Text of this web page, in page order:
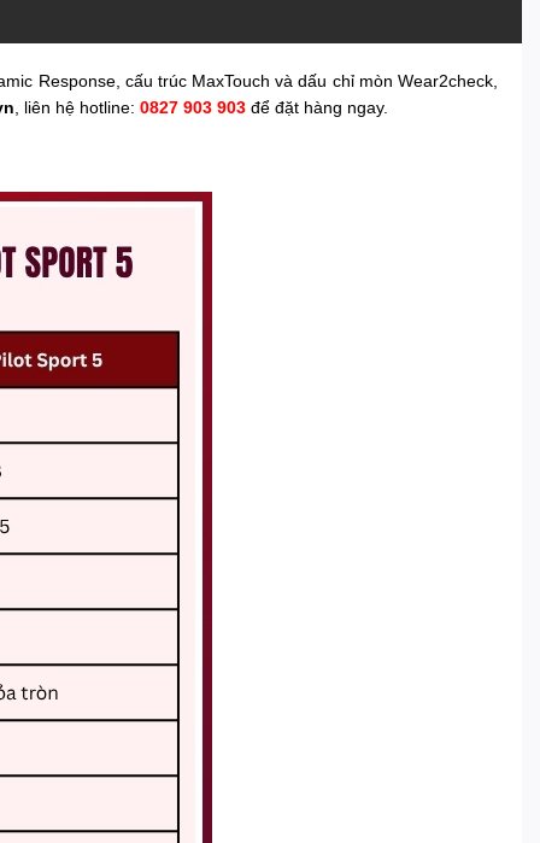
Response, cấu trúc MaxTouch và dấu chỉ mòn Wear2check,
, liên hệ hotline: 0827 903 903 để đặt hàng ngay.